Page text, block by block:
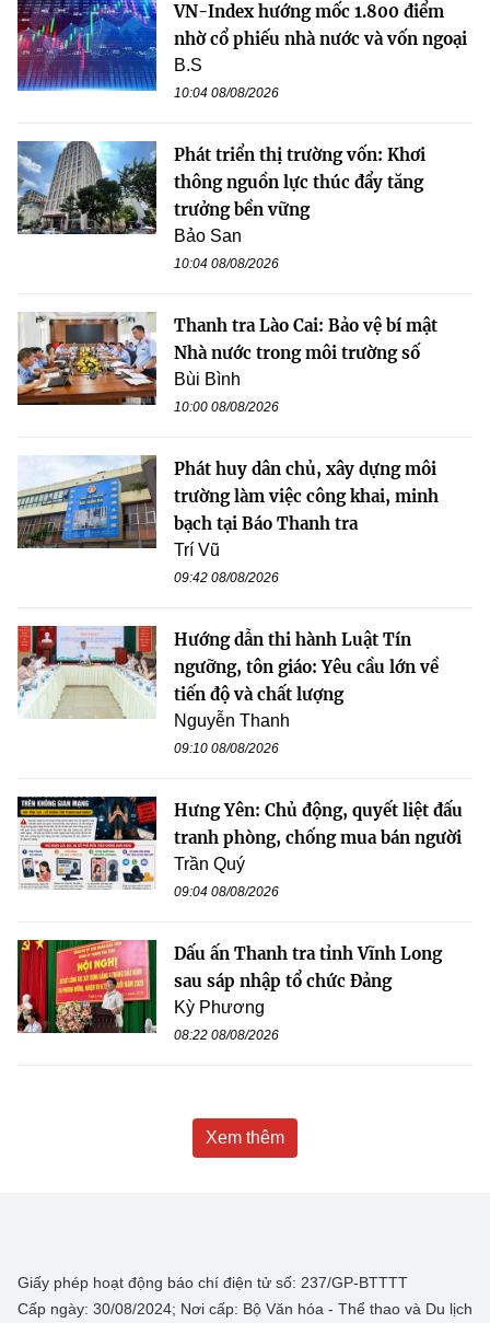
VN-Index hướng mốc 1.800 điểm
nhờ cổ phiếu nhà nước và vốn ngoại
B.S
10:04 08/08/2026
Phát triển thị trường vốn: Khơi
thông nguồn lực thúc đẩy tăng
trưởng bền vững
Bảo San
10:04 08/08/2026
Thanh tra Lào Cai: Bảo vệ bí mật
Nhà nước trong môi trường số
Bùi Bình
10:00 08/08/2026
Phát huy dân chủ, xây dựng môi
trường làm việc công khai, minh
bạch tại Báo Thanh tra
Trí Vũ
09:42 08/08/2026
Hướng dẫn thi hành Luật Tín
ngưỡng, tôn giáo: Yêu cầu lớn về
tiến độ và chất lượng
Nguyễn Thanh
09:10 08/08/2026
Hưng Yên: Chủ động, quyết liệt đấu
tranh phòng, chống mua bán người
Trần Quý
09:04 08/08/2026
Dấu ấn Thanh tra tỉnh Vĩnh Long
sau sáp nhập tổ chức Đảng
Kỳ Phương
08:22 08/08/2026
Xem thêm
Giấy phép hoạt động báo chí điện tử số: 237/GP-BTTTT
Cấp ngày: 30/08/2024; Nơi cấp: Bộ Văn hóa - Thể thao và Du lịch